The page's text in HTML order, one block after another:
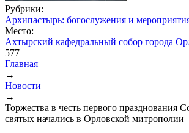
Рубрики:
Архипастырь: богослужения и
Место:
Ахтырский кафедральный собор города
577
Вы здесь
Главная
→
Новости
→
Торжества в честь первого празднования
святых начались в Орловской митрополии